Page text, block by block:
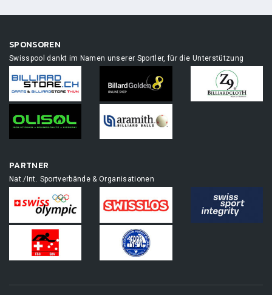
SPONSOREN
Swisspool dankt im Namen unserer Sportler, für die Unterstützung
PARTNER
Nat./Int. Sportverbände & Organisationen